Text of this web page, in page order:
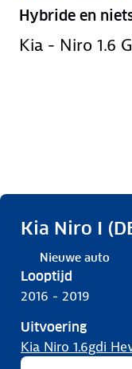
Hybride en
Kia - Niro 1.6
Kia Niro I
Nieuwe auto
Looptijd
2016 - 2019
Uitvoering
Kia Niro 1.6gdi